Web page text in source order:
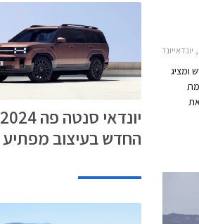
סנטה פה 2021-2024
חדש ומציג
יונדאי סנטה פה 2024
החדש בעיצוב מפתיע